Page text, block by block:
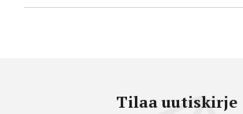
Tilaa uutiskirje